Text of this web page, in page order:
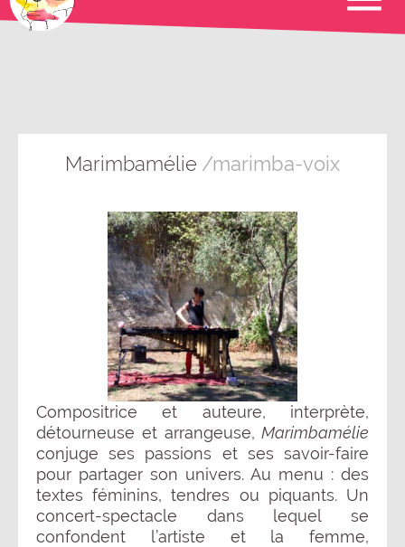
Marimbamélie /marimba-voix
Compositrice et auteure, interprète,
détourneuse et arrangeuse, Marimbamélie
conjuge ses passions et ses savoir-faire
pour partager son univers. Au menu : des
textes féminins, tendres ou piquants. Un
concert-spectacle dans lequel se
confondent l’artiste et la femme,